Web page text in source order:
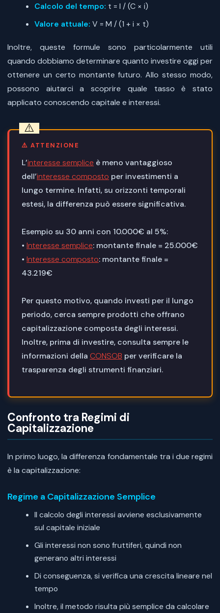
Calcolo del tempo: t = I / (C × i)
Valore attuale: V = M / (1 + i × t)
Inoltre, queste formule sono particolarmente utili
quando dobbiamo determinare quanto investire oggi per
ottenere un certo montante futuro. Allo stesso modo,
possono aiutarci a scoprire quale tasso è stato
applicato conoscendo capitale e interessi.
⚠️ ATTENZIONE
L’interesse semplice è meno vantaggioso
dell’interesse composto per investimenti a
lungo termine. Infatti, su orizzonti temporali
estesi, la differenza può essere significativa.
Esempio su 30 anni con 10.000€ al 5%:
• Interesse semplice: montante finale = 25.000€
• Interesse composto: montante finale =
43.219€
Per questo motivo, quando investi per il lungo
periodo, cerca sempre prodotti che offrano
capitalizzazione composta degli interessi.
Inoltre, prima di investire, consulta sempre le
informazioni della CONSOB per verificare la
trasparenza degli strumenti finanziari.
Confronto tra Regimi di
Capitalizzazione
In primo luogo, la differenza fondamentale tra i due regimi
è la capitalizzazione:
Regime a Capitalizzazione Semplice
Il calcolo degli interessi avviene esclusivamente
sul capitale iniziale
Gli interessi non sono fruttiferi, quindi non
generano altri interessi
Di conseguenza, si verifica una crescita lineare nel
tempo
Inoltre, il metodo risulta più semplice da calcolare